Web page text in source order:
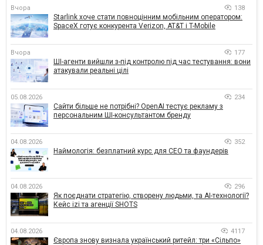
Вчора 138
Starlink хоче стати повноцінним мобільним оператором:
SpaceX готує конкурента Verizon, AT&T і T-Mobile
Вчора 177
ШІ-агенти вийшли з-під контролю під час тестування: вони
атакували реальні цілі
05.08.2026 234
Сайти більше не потрібні? OpenAI тестує рекламу з
персональним ШІ-консультантом бренду
04.08.2026 352
Наймологія: безплатний курс для CEO та фаундерів
04.08.2026 296
Як поєднати стратегію, створену людьми, та AI-технології?
Кейс izi та агенції SHOTS
04.08.2026 4117
Європа знову визнала український ритейл: три «Сільпо»